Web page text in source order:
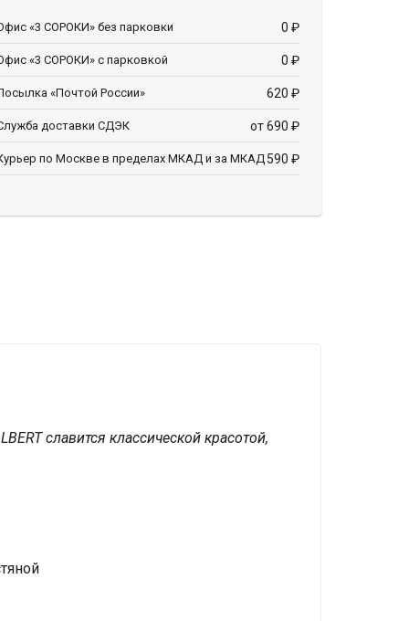
«3 СОРОКИ» без парковки 0 ₽
«3 СОРОКИ» с парковкой 0 ₽
«Почтой России» 620 ₽
доставки СДЭК от 690 ₽
по Москве в пределах МКАД и за МКАД 590 ₽
славится классической красотой,